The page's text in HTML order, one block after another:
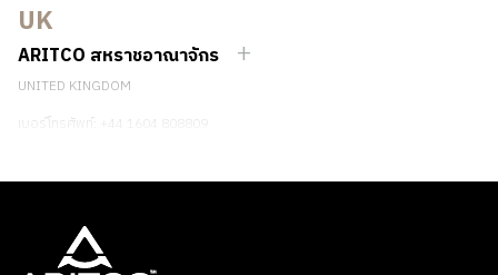
ติดต่อเรา
UK
ARITCO สหราชอาณาจักร
UNITED KINGDOM
เบอร์โทรศัพท์: +44 1604 808809